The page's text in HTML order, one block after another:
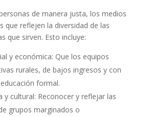
de manera justa, los medios
que reflejen la diversidad de las
que sirven. Esto incluye:
y económica: Que los equipos
rurales, de bajos ingresos y con
formal.
y cultural: Reconocer y reflejar las
grupos marginados o